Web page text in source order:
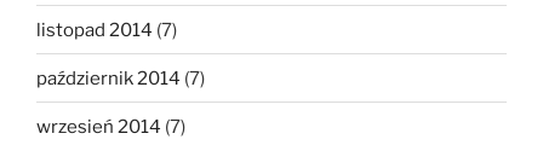
listopad 2014 (7)
październik 2014 (7)
wrzesień 2014 (7)